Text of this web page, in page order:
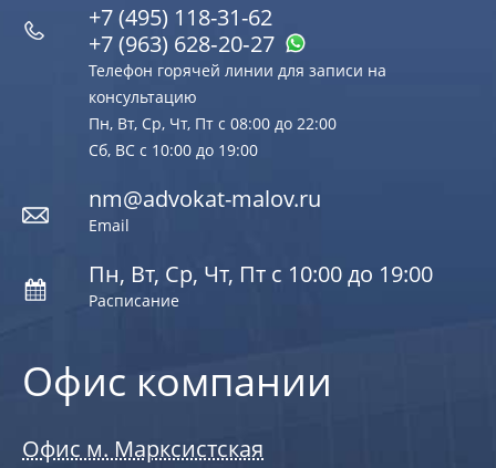
Офис компании
Офис м. Марксистская
+7 (495) 118-31-62
+7 (963) 628‑20‑27
Телефон горячей линии для записи на
консультацию
Пн, Вт, Ср, Чт, Пт с 08:00 до 22:00
Сб, ВС с 10:00 до 19:00
nm@advokat-malov.ru
Email
Пн, Вт, Ср, Чт, Пт с 10:00 до 19:00
Расписание